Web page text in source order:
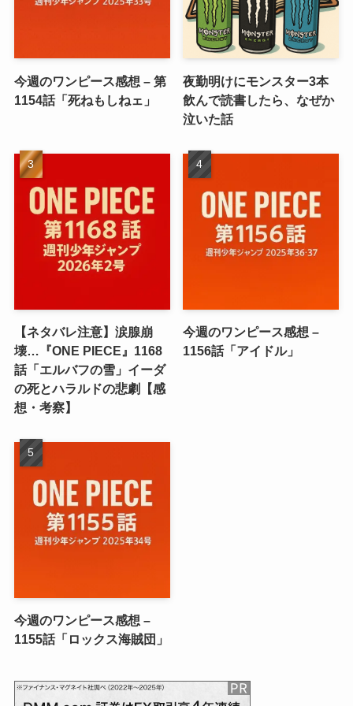
今週のワンピース感想 – 第
1154話「死ねもしねェ」
夜勤明けにモンスター3本
飲んで読書したら、なぜか
泣いた話
【ネタバレ注意】涙腺崩
壊…『ONE PIECE』1168
話「エルバフの雪」イーダ
の死とハラルドの悲劇【感
想・考察】
今週のワンピース感想 –
1156話「アイドル」
今週のワンピース感想 –
1155話「ロックス海賊団」